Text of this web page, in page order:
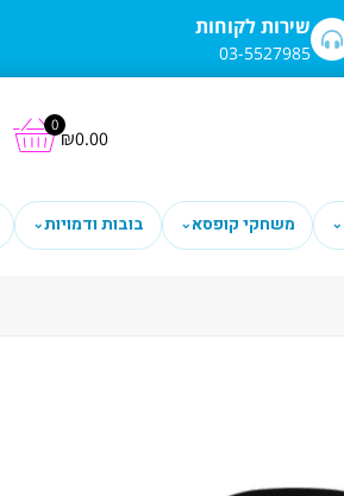
שירות לקוחות
03-5527985
₪0.00
0
⌄ משחקי קופסא⌄ בובות ודמויות⌄